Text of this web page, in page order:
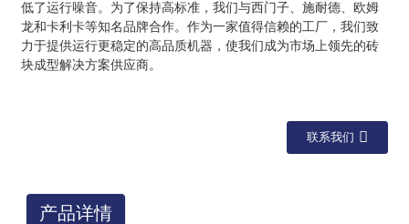
低了运行噪音。为了保持高标准，我们与西门子、施耐德、欧姆
龙和卡利卡等知名品牌合作。作为一家值得信赖的工厂，我们致
力于提供运行更稳定的高品质机器，使我们成为市场上领先的砖
块成型解决方案供应商。
联系我们
产品详情